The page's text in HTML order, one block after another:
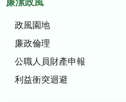
廉潔政風
政風園地
廉政倫理
公職人員財產申報
利益衝突迴避